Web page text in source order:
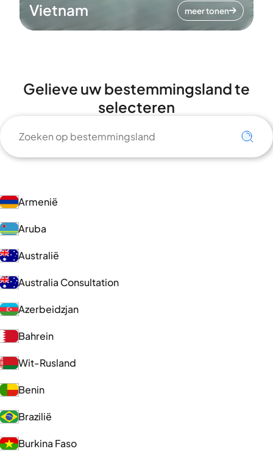
Vietnam meer tonen
Gelieve uw bestemmingsland te
selecteren
Armenië
Aruba
Australië
Australia Consultation
Azerbeidzjan
Bahrein
Wit-Rusland
Benin
Brazilië
Burkina Faso